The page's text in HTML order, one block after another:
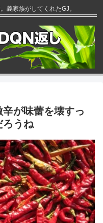
義家族がしてくれたGJ。
が味蕾を壊すっ
ろうね